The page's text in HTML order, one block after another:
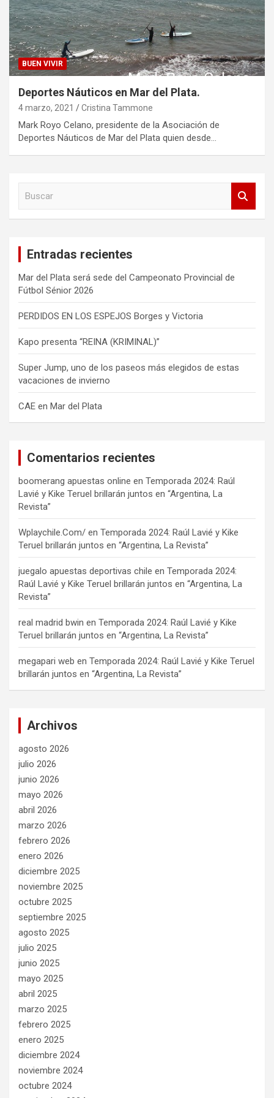
BUEN VIVIR
Deportes Náuticos en Mar del Plata.
4 marzo, 2021 Cristina Tammone
Mark Royo Celano, presidente de la Asociación de
Deportes Náuticos de Mar del Plata quien desde…
Entradas recientes
Mar del Plata será sede del Campeonato Provincial de
Fútbol Sénior 2026
PERDIDOS EN LOS ESPEJOS Borges y Victoria
Kapo presenta “REINA (KRIMINAL)”
Super Jump, uno de los paseos más elegidos de estas
vacaciones de invierno
CAE en Mar del Plata
Comentarios recientes
boomerang apuestas online en Temporada 2024: Raúl
Lavié y Kike Teruel brillarán juntos en “Argentina, La
Revista”
Wplaychile.Com/ en Temporada 2024: Raúl Lavié y Kike
Teruel brillarán juntos en “Argentina, La Revista”
juegalo apuestas deportivas chile en Temporada 2024:
Raúl Lavié y Kike Teruel brillarán juntos en “Argentina, La
Revista”
real madrid bwin en Temporada 2024: Raúl Lavié y Kike
Teruel brillarán juntos en “Argentina, La Revista”
megapari web en Temporada 2024: Raúl Lavié y Kike Teruel
brillarán juntos en “Argentina, La Revista”
Archivos
agosto 2026
julio 2026
junio 2026
mayo 2026
abril 2026
marzo 2026
febrero 2026
enero 2026
diciembre 2025
noviembre 2025
octubre 2025
septiembre 2025
agosto 2025
julio 2025
junio 2025
mayo 2025
abril 2025
marzo 2025
febrero 2025
enero 2025
diciembre 2024
noviembre 2024
octubre 2024